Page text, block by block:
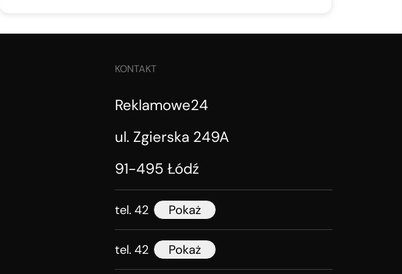
KONTAKT
Reklamowe24
ul. Zgierska 249A
91-495 Łódź
tel. 42 Pokaż
tel. 42 Pokaż